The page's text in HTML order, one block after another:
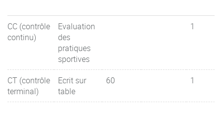
CC (contrôle
continu)
Evaluation
des
pratiques
sportives
1
CT (contrôle
terminal)
Ecrit sur
table
60 1